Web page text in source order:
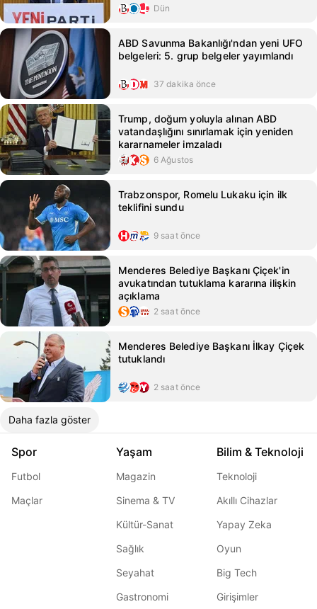
Dün
ABD Savunma Bakanlığı'ndan yeni UFO
belgeleri: 5. grup belgeler yayımlandı
37 dakika önce
Trump, doğum yoluyla alınan ABD
vatandaşlığını sınırlamak için yeniden
kararnameler imzaladı
6 Ağustos
Trabzonspor, Romelu Lukaku için ilk
teklifini sundu
9 saat önce
Menderes Belediye Başkanı Çiçek'in
avukatından tutuklama kararına ilişkin
açıklama
2 saat önce
Menderes Belediye Başkanı İlkay Çiçek
tutuklandı
2 saat önce
Daha fazla göster
Spor
Futbol
Maçlar
Yaşam
Magazin
Sinema & TV
Kültür-Sanat
Sağlık
Seyahat
Gastronomi
Bilim & Teknoloji
Teknoloji
Akıllı Cihazlar
Yapay Zeka
Oyun
Big Tech
Girişimler